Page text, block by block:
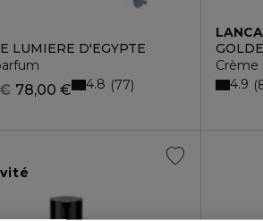
LUMIERE D'EGYPTE
78,00 € 4.8 77
Crème
4.9